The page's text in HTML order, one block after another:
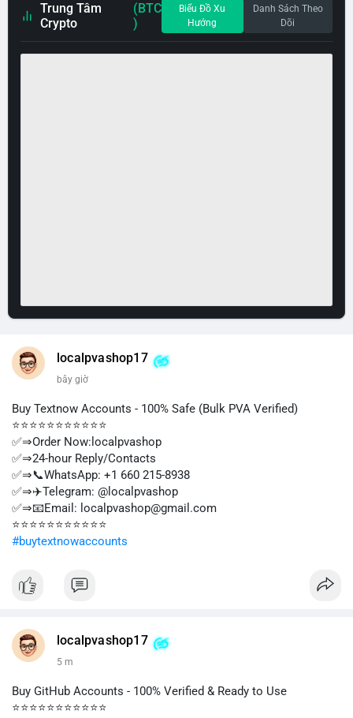
Trung Tâm
Crypto
(BTC
)
Biểu Đồ Xu
Hướng
Danh Sách Theo
Dõi
localpvashop17
bây giờ
Buy Textnow Accounts - 100% Safe (Bulk PVA Verified)
⭐⭐⭐⭐⭐⭐⭐⭐⭐⭐⭐
✅⇒Order Now:localpvashop
✅⇒24-hour Reply/Contacts
✅⇒📞WhatsApp: +1 660 215-8938
✅⇒✈️Telegram: @localpvashop
✅⇒📧Email: localpvashop@gmail.com
⭐⭐⭐⭐⭐⭐⭐⭐⭐⭐⭐
#buytextnowaccounts
localpvashop17
5 m
Buy GitHub Accounts - 100% Verified & Ready to Use
⭐⭐⭐⭐⭐⭐⭐⭐⭐⭐⭐